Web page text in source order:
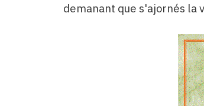
demanant que s'ajornés la